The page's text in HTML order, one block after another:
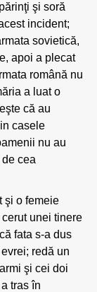
şi soră
incident;
sovietică,
apoi a plecat
română nu
a luat o
că au
casele
nu au
cea
şi o femeie
unei tinere
fata s-a dus
redă un
şi cei doi
tras în